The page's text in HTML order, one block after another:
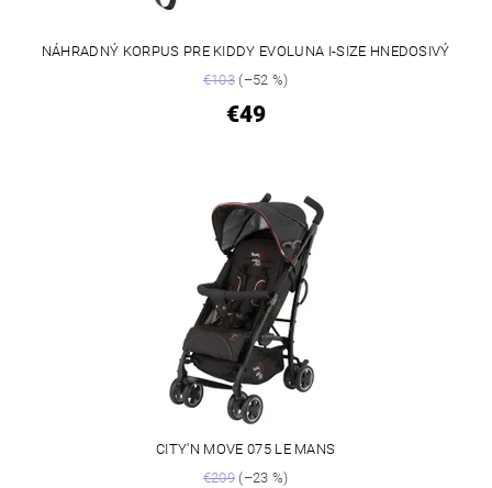
NÁHRADNÝ KORPUS PRE KIDDY EVOLUNA I-SIZE HNEDOSIVÝ
€103 (–52 %)
€49
CITY'N MOVE 075 LE MANS
€209 (–23 %)